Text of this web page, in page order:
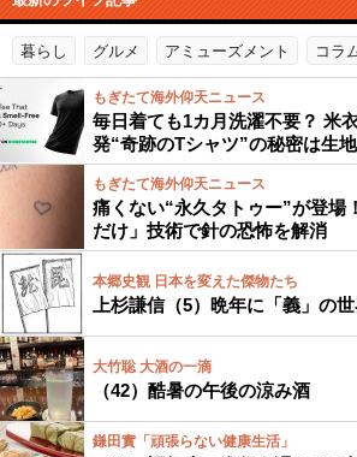
暮らし グルメ アミューズメント コラ
もぎたて海外仰天ニュース
毎日着ても1カ月洗濯不要？ 米
発“奇跡のTシャツ”の秘密は生
もぎたて海外仰天ニュース
痛くない“永久タトゥー”が登場
だけ」技術で針の恐怖を解消
本郷史観 日本を変えた傑物たち
上杉謙信（5）晩年に「義」の
大竹聡 大酒の一滴
（42）酷暑の午後の涼み酒
鎌田實「頑張らない健康生活」